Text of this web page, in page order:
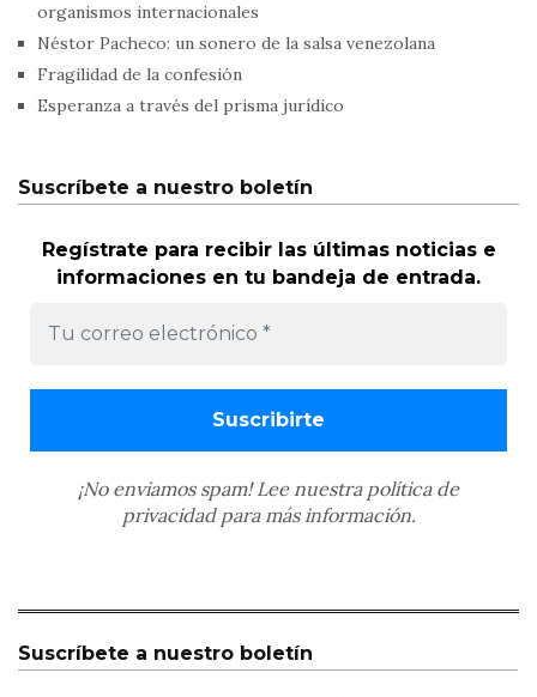
organismos internacionales
Néstor Pacheco: un sonero de la salsa venezolana
Fragilidad de la confesión
Esperanza a través del prisma jurídico
Suscríbete a nuestro boletín
Regístrate para recibir las últimas noticias e
informaciones en tu bandeja de entrada.
¡No enviamos spam! Lee nuestra política de
privacidadpara más información.
Suscríbete a nuestro boletín